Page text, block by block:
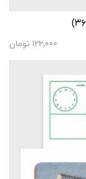
122,000 تومان